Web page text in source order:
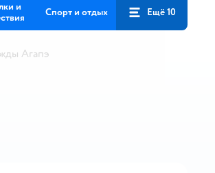
и
Спорт и отдых Ещё 10
Агапэ